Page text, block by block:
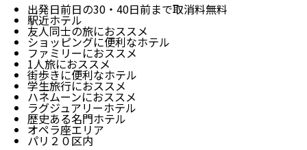
出発日前日の30・40日前まで取消料無料
駅近ホテル
友人同士の旅におススメ
ショッピングに便利なホテル
ファミリーにおススメ
1人旅におススメ
街歩きに便利なホテル
学生旅行におススメ
ハネムーンにおススメ
ラグジュアリーホテル
歴史ある名門ホテル
オペラ座エリア
パリ２０区内